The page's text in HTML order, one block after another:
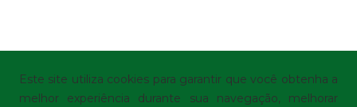
Este site utiliza cookies para garantir que você obtenha a
melhor experiência durante sua navegação, melhorar